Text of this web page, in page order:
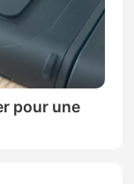
pour une